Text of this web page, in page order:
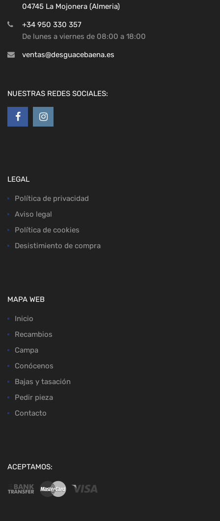
04745 La Mojonera (Almeria)
+34 950 330 357
De lunes a viernes de 08:00 a 18:00
ventas@desguacebaena.es
NUESTRAS REDES SOCIALES:
LEGAL
Política de privacidad
Aviso legal
Política de cookies
Desistimiento de compra
MAPA WEB
Inicio
Recambios
Campa
Conócenos
Bajas y tasación
Pedir pieza
Contacto
ACEPTAMOS: